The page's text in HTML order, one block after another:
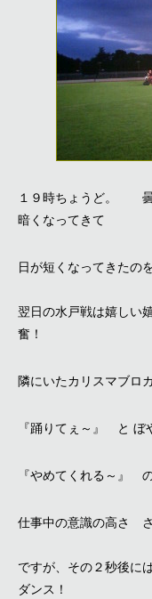
１９時ちょうど。 曇
暗くなってきて
日が短くなってきたの
翌日の水戸戦は嬉しい
奮！
隣にいたカリスマブロ
『踊りてぇ～』 と ぼ
『やめてくれる～』
仕事中の意識の高さ さ
ですが、その２秒後に
ダンス！